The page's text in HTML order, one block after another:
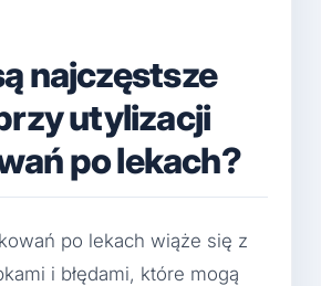
najczęstsze
utylizacji
po lekach?
po lekach wiąże się z
i błędami, które mogą